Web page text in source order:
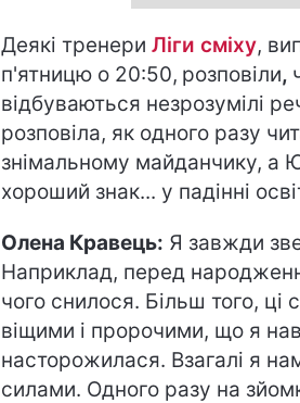
Деякі тренери Ліги сміху,
п'ятницю о 20:50, розповіли,
відбуваються незрозумілі
розповіла, як одного разу
знімальному майданчику, а
хороший знак... у падінні
Олена Кравець: Я завжди
Наприклад, перед
чого снилося. Більш того, ці
віщими і пророчими, що я
насторожилася. Взагалі я
силами. Одного разу на